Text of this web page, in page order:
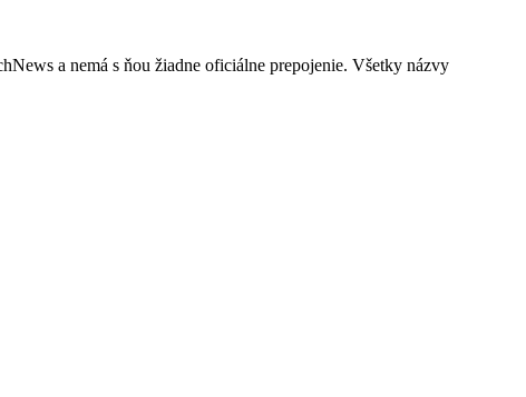
a nemá s ňou žiadne oficiálne prepojenie. Všetky názvy